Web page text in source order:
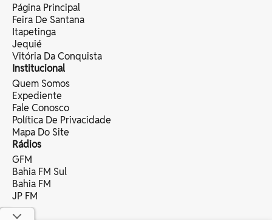
Página Principal
Feira De Santana
Itapetinga
Jequié
Vitória Da Conquista
Institucional
Quem Somos
Expediente
Fale Conosco
Política De Privacidade
Mapa Do Site
Rádios
GFM
Bahia FM Sul
Bahia FM
JP FM